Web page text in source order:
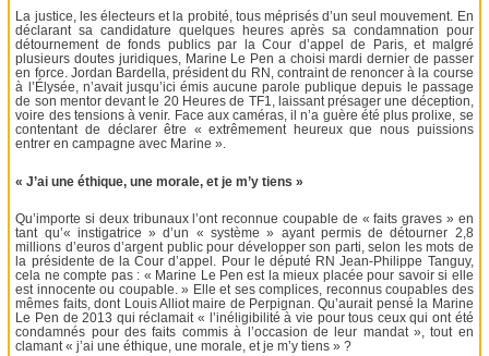
La justice, les électeurs et la probité, tous méprisés d’un seul mouvement. En
déclarant sa candidature quelques heures après sa condamnation pour
détournement de fonds publics par la Cour d’appel de Paris, et malgré
plusieurs doutes juridiques, Marine Le Pen a choisi mardi dernier de passer
en force. Jordan Bardella, président du RN, contraint de renoncer à la course
à l’Élysée, n’avait jusqu’ici émis aucune parole publique depuis le passage
de son mentor devant le 20 Heures de TF1, laissant présager une déception,
voire des tensions à venir. Face aux caméras, il n’a guère été plus prolixe, se
contentant de déclarer être « extrêmement heureux que nous puissions
entrer en campagne avec Marine ».
« J’ai une éthique, une morale, et je m’y tiens »
Qu’importe si deux tribunaux l’ont reconnue coupable de « faits graves » en
tant qu’« instigatrice » d’un « système » ayant permis de détourner 2,8
millions d’euros d’argent public pour développer son parti, selon les mots de
la présidente de la Cour d’appel. Pour le député RN Jean-Philippe Tanguy,
cela ne compte pas : « Marine Le Pen est la mieux placée pour savoir si elle
est innocente ou coupable. » Elle et ses complices, reconnus coupables des
mêmes faits, dont Louis Alliot maire de Perpignan. Qu’aurait pensé la Marine
Le Pen de 2013 qui réclamait « l’inéligibilité à vie pour tous ceux qui ont été
condamnés pour des faits commis à l’occasion de leur mandat », tout en
clamant « j’ai une éthique, une morale, et je m’y tiens » ?